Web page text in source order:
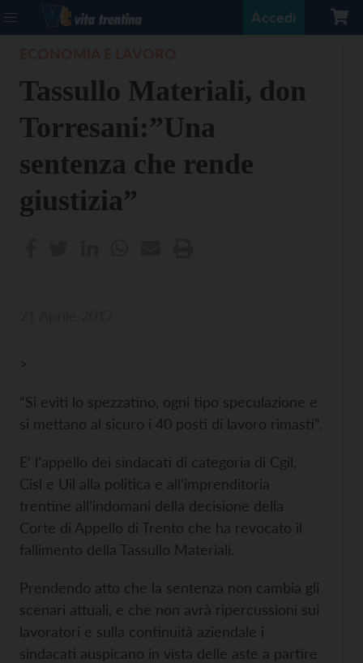
Accedi
Tassullo Materiali, don
Torresani:”Una
sentenza che rende
giustizia”
>
“Si eviti lo spezzatino, ogni tipo speculazione e
si mettano al sicuro i 40 posti di lavoro rimasti”.
E’ l’appello dei sindacati di categoria di Cgil,
Cisl e Uil alla politica e all’imprenditoria
trentine all’indomani della decisione della
Corte di Appello di Trento che ha revocato il
fallimento della Tassullo Materiali.
Prendendo atto che la sentenza non cambia gli
scenari attuali, e che non avrà ripercussioni sui
lavoratori e sulla continuità aziendale i
sindacati auspicano in vista delle aste a partire